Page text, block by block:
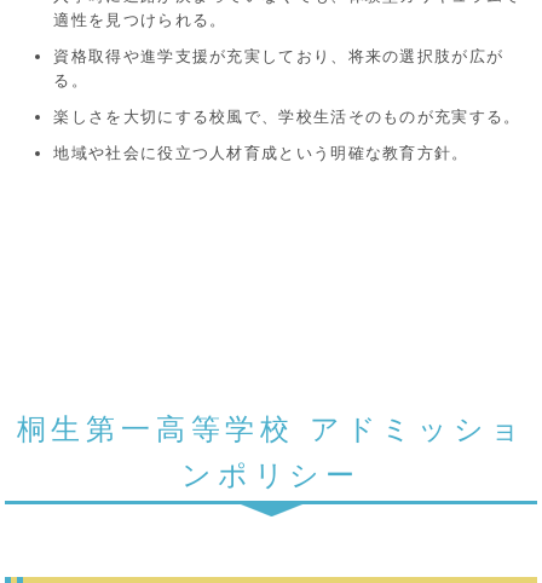
適性を見つけられる。
資格取得や進学支援が充実しており、将来の選択肢が広が
る。
楽しさを大切にする校風で、学校生活そのものが充実する。
地域や社会に役立つ人材育成という明確な教育方針。
桐生第一高等学校 アドミッショ
ンポリシー